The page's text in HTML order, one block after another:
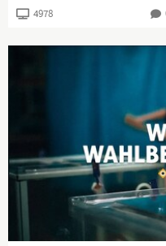
4978